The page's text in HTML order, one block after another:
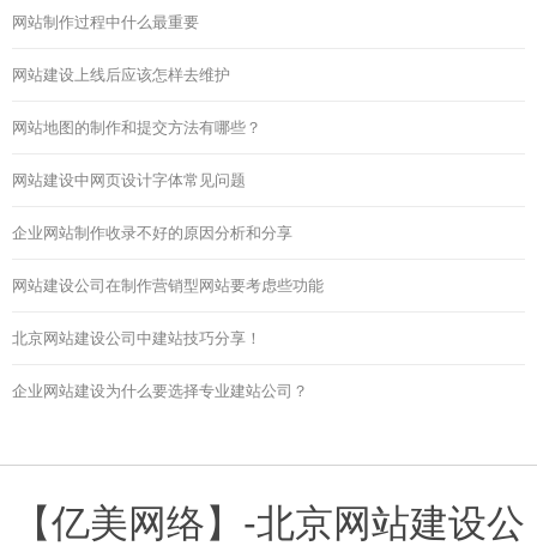
网站制作过程中什么最重要
网站建设上线后应该怎样去维护
网站地图的制作和提交方法有哪些？
网站建设中网页设计字体常见问题
企业网站制作收录不好的原因分析和分享
网站建设公司在制作营销型网站要考虑些功能
北京网站建设公司中建站技巧分享！
企业网站建设为什么要选择专业建站公司？
【亿美网络】-北京网站建设公